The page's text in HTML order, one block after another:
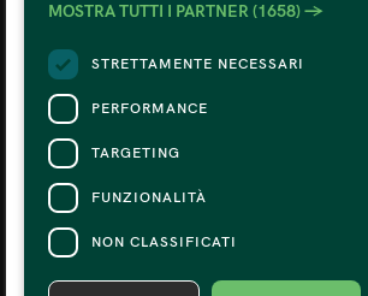
MOSTRA TUTTI I PARTNER (1658) →
STRETTAMENTE NECESSARI
PERFORMANCE
TARGETING
FUNZIONALITÀ
NON CLASSIFICATI